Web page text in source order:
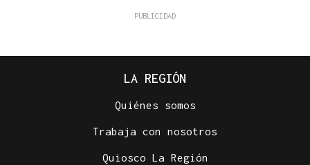
LA REGIÓN
Quiénes somos
Trabaja con nosotros
Quiosco La Región